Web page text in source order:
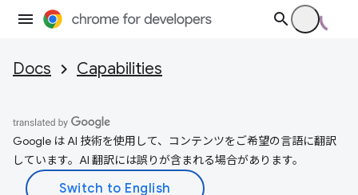
Docs Capabilities
Google は AI 技術を使用して、コンテンツをご希望の言語に翻訳
しています。AI 翻訳には誤りが含まれる場合があります。